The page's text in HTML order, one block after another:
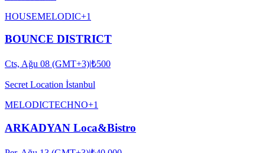
HOUSEMELODIC+1
BOUNCE DISTRICT
Cts, Ağu 08 (GMT+3)|₺500
Secret Location İstanbul
MELODICTECHNO+1
ARKADYAN Loca&Bistro